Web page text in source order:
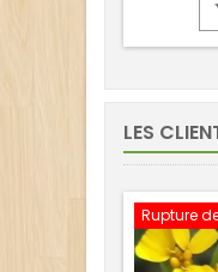
LES
Rupture